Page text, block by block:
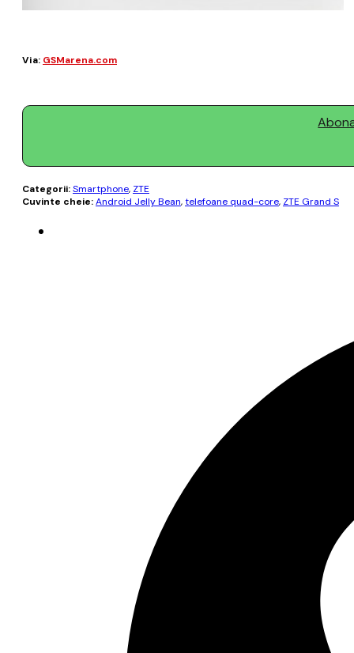
Via: GSMarena.com
Categorii:Smartphone, ZTE
Cuvinte cheie:Android Jelly Bean,telefoane quad-core, ZTE Grand S